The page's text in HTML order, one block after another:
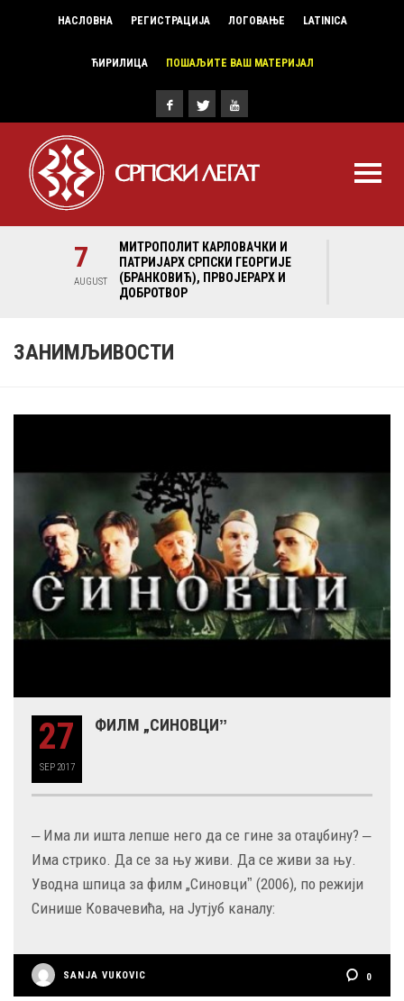
НАСЛОВНА РЕГИСТРАЦИЈА ЛОГОВАЊЕ LATINICA
ЋИРИЛИЦА ПОШАЉИТЕ ВАШ МАТЕРИЈАЛ
7
AUGUST
МИТРОПОЛИТ КАРЛОВАЧКИ И
ПАТРИЈАРХ СРПСКИ ГЕОРГИЈЕ
(БРАНКОВИЋ), ПРВОЈЕРАРХ И
ДОБРОТВОР
ЗАНИМЉИВОСТИ
27
SEP 2017
ФИЛМ „СИНОВЦИˮ
‒ Има ли ишта лепше него да се гине за отаџбину? ‒
Има стрико. Да се за њу живи. Да се живи за њу.
Уводна шпица за филм „Синовциˮ (2006), по режији
Синише Ковачевића, на Јутјуб каналу:
SANJA VUKOVIC 0